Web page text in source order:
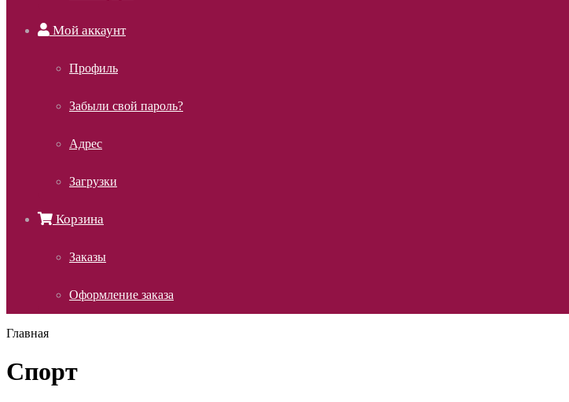
Мой аккаунт
Профиль
Забыли свой пароль?
Адрес
Загрузки
Корзина
Заказы
Оформление заказа
Главная
Спорт